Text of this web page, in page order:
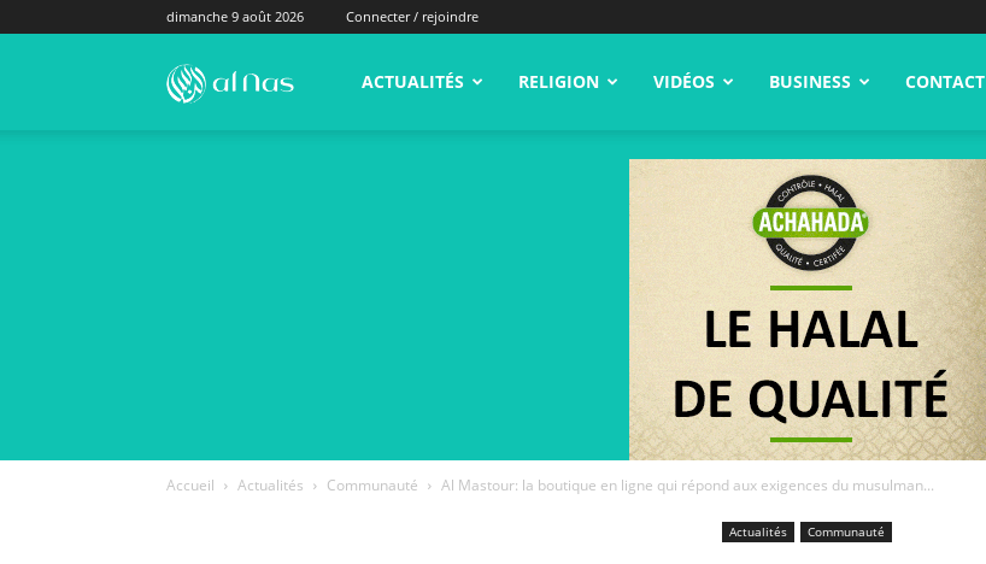
dimanche 9 août 2026 Connecter / rejoindre
alNas.fr ACTUALITÉS RELIGION VIDÉOS BUSINESS CONTACT
Accueil Actualités Communauté Al Mastour: la boutique en ligne qui répond aux exigences du musulman...
Actualités Communauté